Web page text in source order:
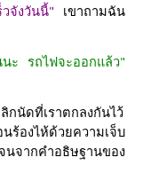
จังวันนี้" เขาถามฉัน
นะ รถไฟจะออกแล้ว"
กนัดที่เราตกลงกันไว้
องไห้ด้วยความเจ็บ
จากคำอธิษฐานของ